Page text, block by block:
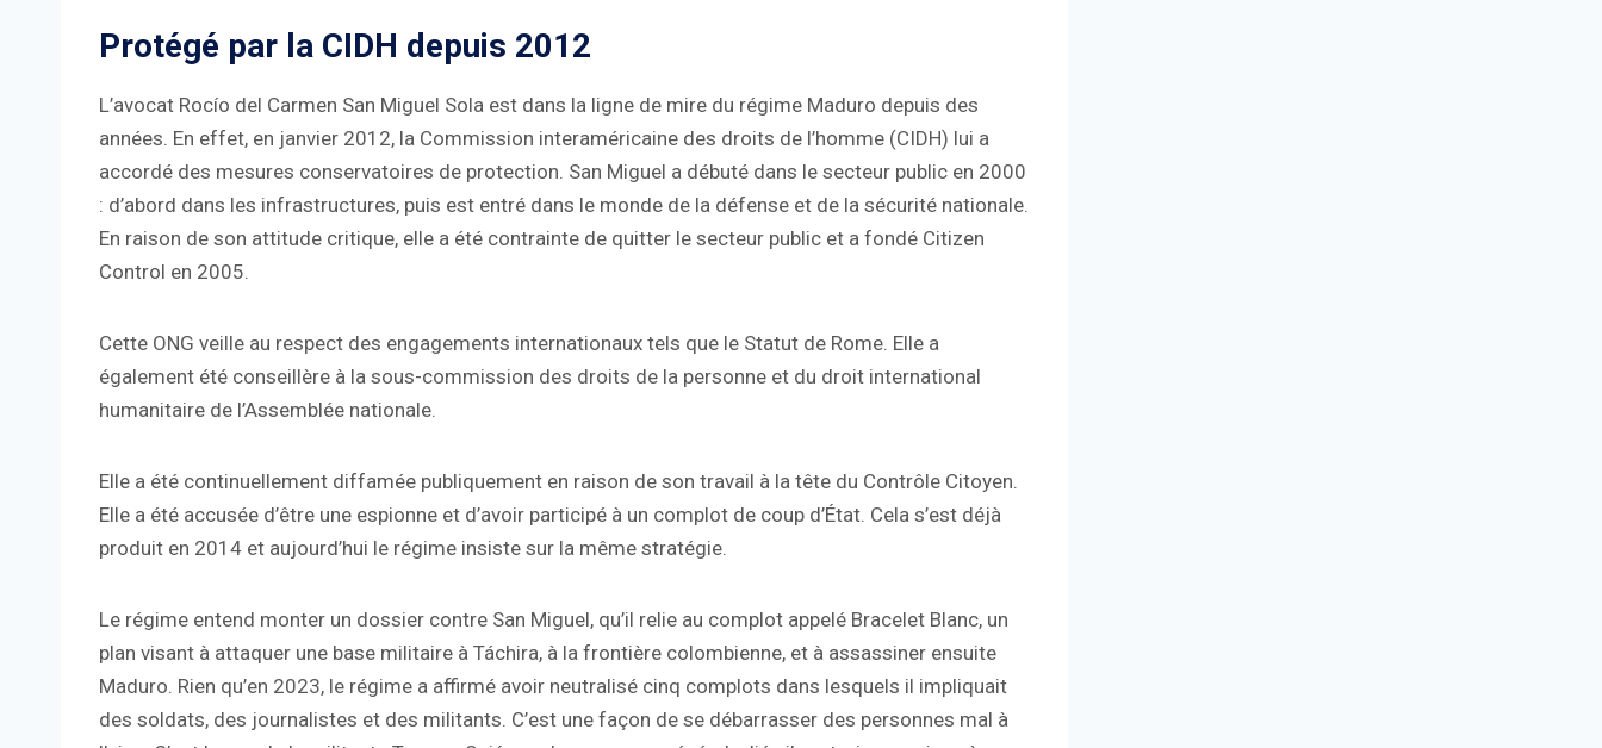
Protégé par la CIDH depuis 2012
L’avocat Rocío del Carmen San Miguel Sola est dans la ligne de mire du régime Maduro depuis des
années. En effet, en janvier 2012, la Commission interaméricaine des droits de l’homme (CIDH) lui a
accordé des mesures conservatoires de protection. San Miguel a débuté dans le secteur public en 2000
: d’abord dans les infrastructures, puis est entré dans le monde de la défense et de la sécurité nationale.
En raison de son attitude critique, elle a été contrainte de quitter le secteur public et a fondé Citizen
Control en 2005.
Cette ONG veille au respect des engagements internationaux tels que le Statut de Rome. Elle a
également été conseillère à la sous-commission des droits de la personne et du droit international
humanitaire de l’Assemblée nationale.
Elle a été continuellement diffamée publiquement en raison de son travail à la tête du Contrôle Citoyen.
Elle a été accusée d’être une espionne et d’avoir participé à un complot de coup d’État. Cela s’est déjà
produit en 2014 et aujourd’hui le régime insiste sur la même stratégie.
Le régime entend monter un dossier contre San Miguel, qu’il relie au complot appelé Bracelet Blanc, un
plan visant à attaquer une base militaire à Táchira, à la frontière colombienne, et à assassiner ensuite
Maduro. Rien qu’en 2023, le régime a affirmé avoir neutralisé cinq complots dans lesquels il impliquait
des soldats, des journalistes et des militants. C’est une façon de se débarrasser des personnes mal à